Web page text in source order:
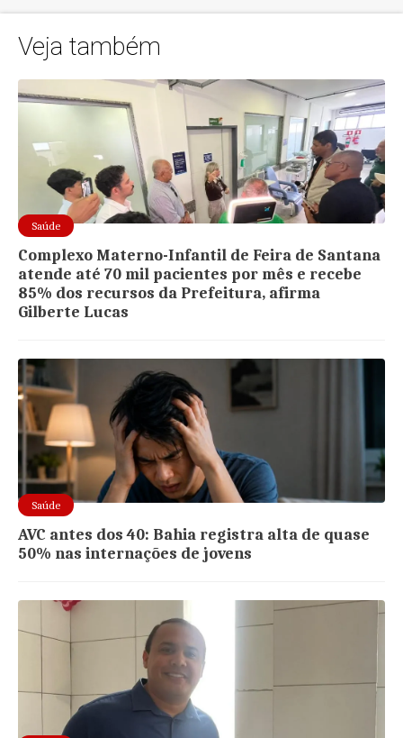
Veja também
Saúde
Complexo Materno-Infantil de Feira de Santana
atende até 70 mil pacientes por mês e recebe
85% dos recursos da Prefeitura, afirma
Gilberte Lucas
Saúde
AVC antes dos 40: Bahia registra alta de quase
50% nas internações de jovens